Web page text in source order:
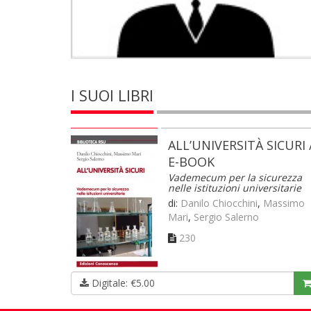
I SUOI LIBRI
ALL’UNIVERSITÀ SICURI
E-BOOK
Vademecum per la sicurezza
nelle istituzioni universitarie
di: Danilo Chiocchini, Massimo
Mari, Sergio Salerno
230
Digitale: €5.00